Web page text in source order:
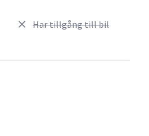
Har tillgång till bil